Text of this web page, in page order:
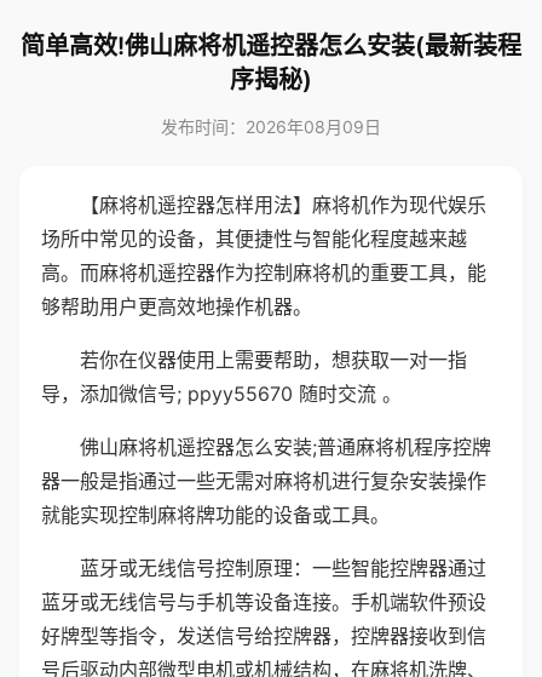
简单高效!佛山麻将机遥控器怎么安装(最新装程
序揭秘)
发布时间：2026年08月09日
【麻将机遥控器怎样用法】麻将机作为现代娱乐
场所中常见的设备，其便捷性与智能化程度越来越
高。而麻将机遥控器作为控制麻将机的重要工具，能
够帮助用户更高效地操作机器。
若你在仪器使用上需要帮助，想获取一对一指
导，添加微信号; ppyy55670 随时交流 。
佛山麻将机遥控器怎么安装;普通麻将机程序控牌
器一般是指通过一些无需对麻将机进行复杂安装操作
就能实现控制麻将牌功能的设备或工具。
蓝牙或无线信号控制原理：一些智能控牌器通过
蓝牙或无线信号与手机等设备连接。手机端软件预设
好牌型等指令，发送信号给控牌器，控牌器接收到信
号后驱动内部微型电机或机械结构，在麻将机洗牌、